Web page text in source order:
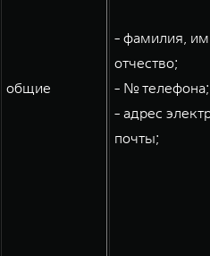
общие
- фамилия,
отчество;
- № телефона;
- адрес
почты;